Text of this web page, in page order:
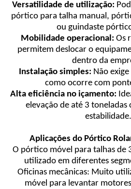
Versatilidade de utilização:
pórtico para talha manual,
ou guindaste
Mobilidade operacional: Os
permitem deslocar o
dentro da
Instalação simples: Não
como ocorre com
Alta eficiência no içamento:
elevação de até 3 toneladas
estabilidade.
Aplicações do Pórtico
O pórtico móvel para talhas de
utilizado em diferentes
Oficinas mecânicas: Muito
móvel para levantar